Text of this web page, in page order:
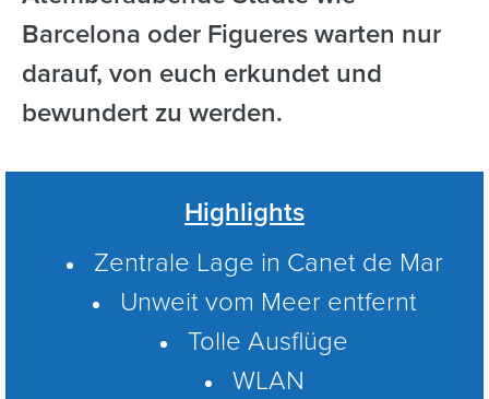
Barcelona oder Figueres warten nur
darauf, von euch erkundet und
bewundert zu werden.
Highlights
Zentrale Lage in Canet de Mar
Unweit vom Meer entfernt
Tolle Ausflüge
WLAN